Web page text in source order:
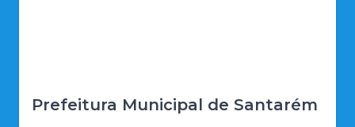
Prefeitura Municipal de Santarém